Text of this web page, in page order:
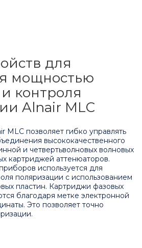
для
мощностью
контроля
Alnair MLC
MLC позволяет гибко управлять
высококачественного
и четвертьволновых волновых
картриджей аттенюаторов.
используется для
поляризации с использованием
пластин. Картриджи фазовых
благодаря метке электронной
Это позволяет точно